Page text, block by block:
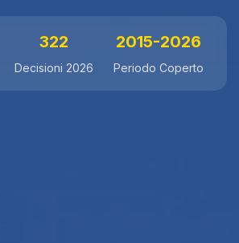
322
Decisioni 2026
2015-2026
Periodo Coperto